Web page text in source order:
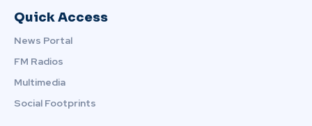
Quick Access
News Portal
FM Radios
Multimedia
Social Footprints